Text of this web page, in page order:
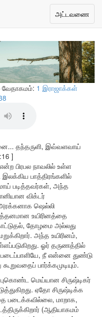
Toggle
navigation
அட்டவணை
வேதாகமம்: 1 இராஜாக்கள்
தந்தருளி, இவ்வளவாய்
]
பிரபல நாவலில் உள்ள
பாத்திரங்களில்
படித்தவர்கள், அந்த
விக்டர்
ஷெல்லி
உயிரினத்தை
தோழமை அல்லது
அந்த உயிரினம்,
ஓர் தருணத்தில்
படைப்பாளியே, நீ என்னை துண்டு
பார்க்கமுடியும்.
மெய்யான சிருஷ்டிகர்
ஏதோ சிருஷ்டிக்க
படைக்கவில்லை, மாறாக,
(ஆதியாகமம்